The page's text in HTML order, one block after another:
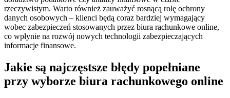
rzeczywistym. Warto również zauważyć rosnącą rolę ochrony
danych osobowych – klienci będą coraz bardziej wymagający
wobec zabezpieczeń stosowanych przez biura rachunkowe online,
co wpłynie na rozwój nowych technologii zabezpieczających
informacje finansowe.
Jakie są najczęstsze błędy popełniane
przy wyborze biura rachunkowego online